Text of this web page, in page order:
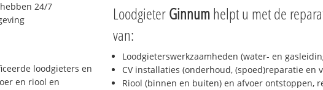
24/7
loodgieters en
en riool en
LoodgieterGinnumhelpt u met de
van:
Loodgieterswerkzaamheden (water- en
CV installaties (onderhoud, (spoed)reparatie en
Riool (binnen en buiten) en afvoer ontstoppen,